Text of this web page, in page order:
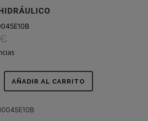
€
AÑADIR AL CARRITO